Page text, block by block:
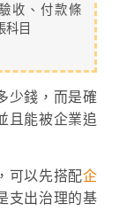
收、付款條
科目
少錢，而是確
且能被企業追
可以先搭配企
支出治理的基